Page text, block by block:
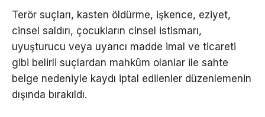
Terör suçları, kasten öldürme, işkence, eziyet,
cinsel saldırı, çocukların cinsel istismarı,
uyuşturucu veya uyarıcı madde imal ve ticareti
gibi belirli suçlardan mahkûm olanlar ile sahte
belge nedeniyle kaydı iptal edilenler düzenlemenin
dışında bırakıldı.